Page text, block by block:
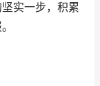
实一步，积累